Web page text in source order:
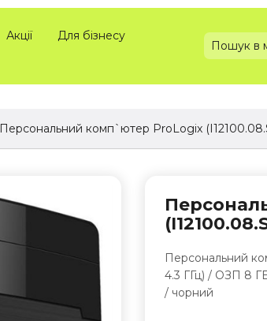
Акції
Для бізнесу
Персональний комп`ютер ProLogix
Персональний
4.3 ГГц) / ОЗП 8
/ чорний